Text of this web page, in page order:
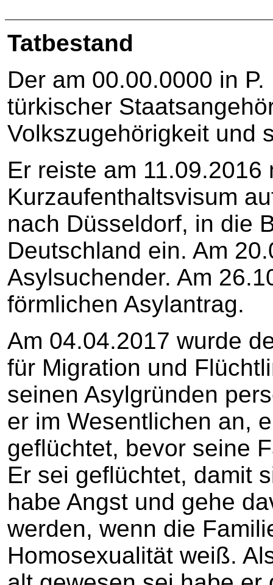
Tatbestand
Der am 00.00.0000 in
türkischer
Volkszugehörigkeit und
Er reiste am
Kurzaufenthaltsvisum
nach Düsseldorf, in die
Deutschland ein. Am
Asylsuchender. Am
förmlichen Asylantrag.
Am 04.04.2017 wurde
für Migration und
seinen Asylgründen
er im Wesentlichen an,
geflüchtet, bevor seine
Er sei geflüchtet, damit
habe Angst und gehe
werden, wenn die
Homosexualität weiß.